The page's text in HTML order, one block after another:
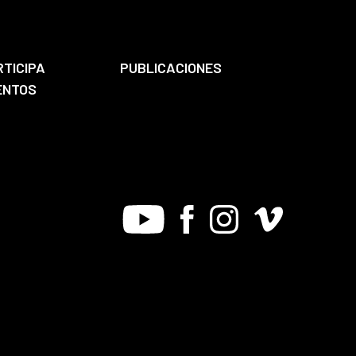
PUBLICACIONES
Youtube FacebookInstagram
Vimeo